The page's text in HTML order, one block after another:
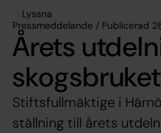
Lyssna
Pressmeddelande / Publicerad
Årets
Stiftsfullmäktige i
ställning till årets